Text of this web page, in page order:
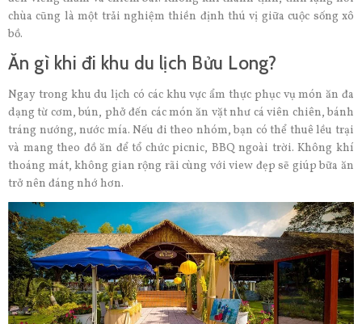
chùa cũng là một trải nghiệm thiền định thú vị giữa cuộc sống xô
bồ.
Ăn gì khi đi khu du lịch Bửu Long?
Ngay trong khu du lịch có các khu vực ẩm thực phục vụ món ăn đa
dạng từ cơm, bún, phở đến các món ăn vặt như cá viên chiên, bánh
tráng nướng, nước mía. Nếu đi theo nhóm, bạn có thể thuê lều trại
và mang theo đồ ăn để tổ chức picnic, BBQ ngoài trời. Không khí
thoáng mát, không gian rộng rãi cùng với view đẹp sẽ giúp bữa ăn
trở nên đáng nhớ hơn.